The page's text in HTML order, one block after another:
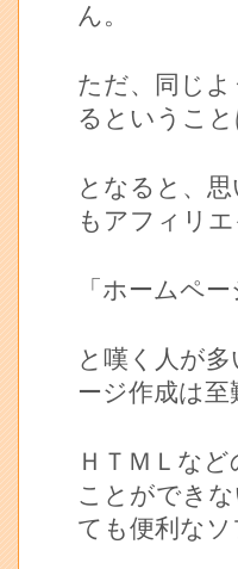
ん。
ただ、同じ
るということ
となると、
もアフィリ
「ホームペ
と嘆く人が
ージ作成は至
ＨＴＭＬな
ことができ
ても便利な